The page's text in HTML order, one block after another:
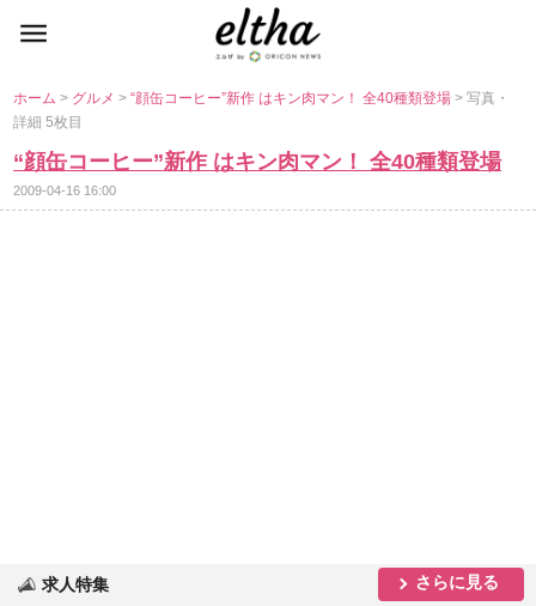
ホーム> グルメ>“顔缶コーヒー”新作 はキン肉マン！ 全40種類登場> 写真・
詳細 5枚目
“顔缶コーヒー”新作 はキン肉マン！ 全40種類登場
2009-04-16 16:00
求人特集 さらに見る